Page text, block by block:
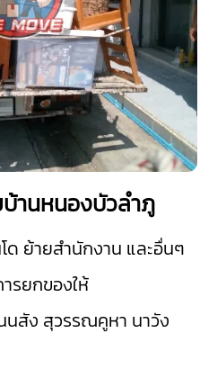
านหนองบัวลำภู
ด ย้ายสำนักงาน และอื่นๆ
รยกของให้
นสัง สุวรรณคูหา นาวัง